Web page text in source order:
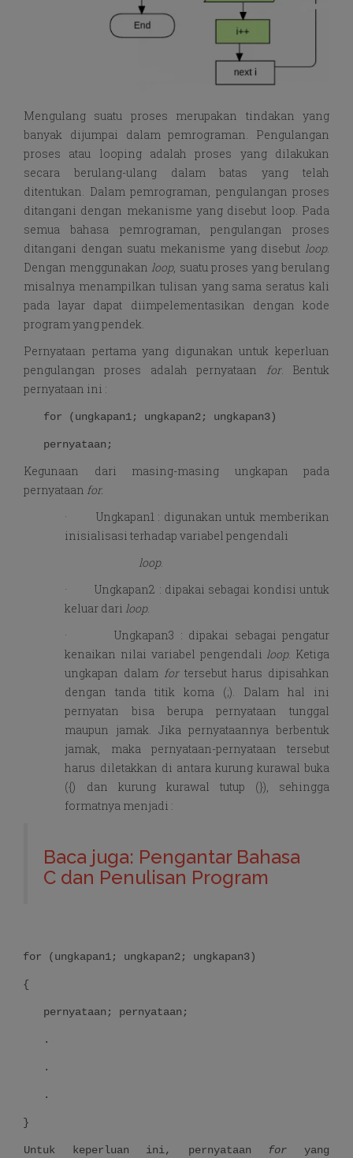
Mengulang suatu proses merupakan tindakan yang
banyak dijumpai dalam pemrograman. Pengulangan
proses atau looping adalah proses yang dilakukan
secara berulang-ulang dalam batas yang telah
ditentukan. Dalam pemrograman, pengulangan proses
ditangani dengan mekanisme yang disebut loop. Pada
semua bahasa pemrograman, pengulangan proses
ditangani dengan suatu mekanisme yang disebut loop.
Dengan menggunakan loop, suatu proses yang berulang
misalnya menampilkan tulisan yang sama seratus kali
pada layar dapat diimpelementasikan dengan kode
program yang pendek.
Pernyataan pertama yang digunakan untuk keperluan
pengulangan proses adalah pernyataan for. Bentuk
pernyataan ini :
for (ungkapan1; ungkapan2; ungkapan3)
pernyataan;
Kegunaan dari masing-masing ungkapan pada
pernyataan for.
· Ungkapan1 : digunakan untuk memberikan
inisialisasi terhadap variabel pengendali
loop.
· Ungkapan2 : dipakai sebagai kondisi untuk
keluar dari loop.
· Ungkapan3 : dipakai sebagai pengatur
kenaikan nilai variabel pengendali loop. Ketiga
ungkapan dalam for tersebut harus dipisahkan
dengan tanda titik koma (;). Dalam hal ini
pernyatan bisa berupa pernyataan tunggal
maupun jamak. Jika pernyataannya berbentuk
jamak, maka pernyataan-pernyataan tersebut
harus diletakkan di antara kurung kurawal buka
({) dan kurung kurawal tutup (}), sehingga
formatnya menjadi :
Baca juga: Pengantar Bahasa
C dan Penulisan Program
for (ungkapan1; ungkapan2; ungkapan3)
{
pernyataan; pernyataan;
.
.
.
}
Untuk keperluan ini, pernyataan foryang